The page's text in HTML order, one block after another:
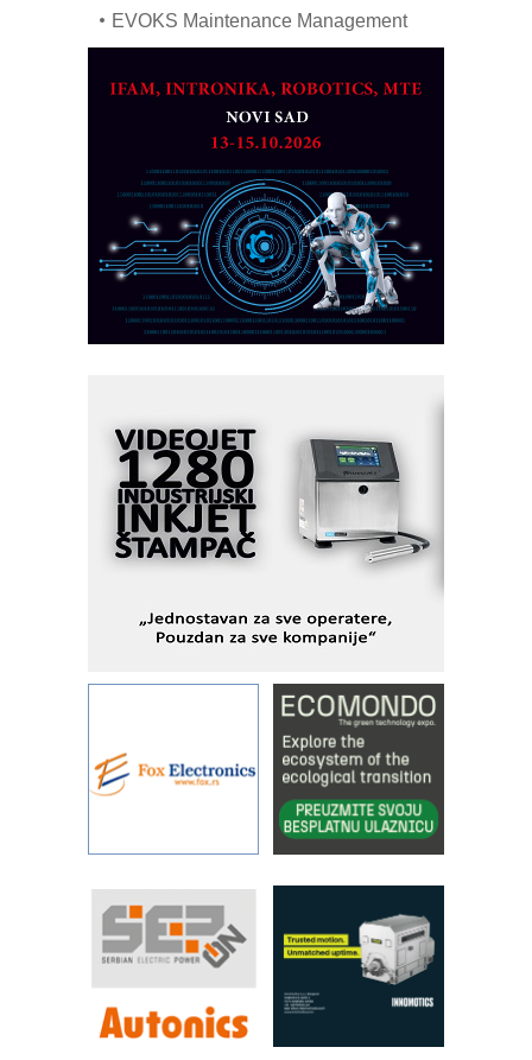
EVOKS Maintenance Management
na viši nivo
Detekcija različitih oblika
MAREX - Lim i mašine za savremena
rešenja
Marcom-plast d.o.o.- vaš pouzdan
partner
CTO - Prilagodite svoju toplinsku
obradu!
Razvoj asortimanskog pravca MINI-
PLC AKYTEC
MOTOMAN – NEXT-Robotika vođena
veštačkom inteligencijom
I.SAFE MOBILE revolucioniše
industrijsku automatizaciju
pionirskimmobile operator PANEL-OM
Fleksibilno stezanje i brzo
KIP KOP – napredna rešenja za
savremene industrijske i logističke
Alba d.o.o. – 35 godina preciznosti u
metrologiji i pametnim dozirnim
rešenjima
IBeRTIM - oprema za ispitivanje
STAUFF – Komponente koje
sistema
YAMADA pumpe – japanska
pouzdanost u transferu fluida
Filtration Group Industrial – Napredna
rešenja za filtraciju u hidrauličkim i
procesnim sistemima